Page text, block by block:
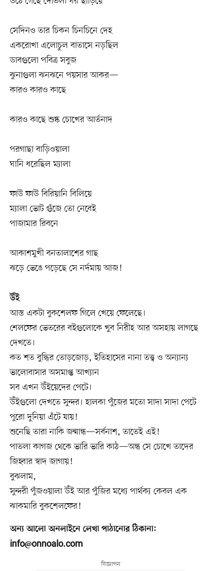
সেদিনও তার চিকন চিনচিনে দেহ
একরোখা এলোচুল বাতাসে নড়ছিল
ডাবগুলো পবিত্র সবুজ
ঝুনাগুলা ঝনঝনে পয়সার আকর—
কারও কারও কাছে
কারও কাছে শুষ্ক চোখের আর্তনাদ
পরগাছা বাড়িওয়ালা
ঘানি ধরেছিল ম্যালা
ফাউ ফাউ বিরিয়ানি বিলিয়ে
ম্যালা ভোট গুঁজে তো নেবেই
পাজামার রিবনে
আকাশমুখী বনতালাশের গাছ
ঝড়ে ভেঙে পড়েছে সে নর্দমায় আজ!
উঁই
আস্ত একটা বুকশেলফ গিলে খেয়ে ফেলেছে।
শেলফের ভেতরের বইগুলোকে খুব নিরীহ আর অসহায় লাগছে
দেখতে।
কত শত বুদ্ধির তোড়জোড়, ইতিহাসের নানা তত্ত্ব ও অন্যান্য
ভালোবাসার অসমাপ্ত আখ্যান
সব এখন উঁইয়েদের পেটে।
উঁইগুলো দেখতে সুন্দর। হালকা পুঁজের মতো সাদা সাদা পেটে
পুরো দুনিয়া এঁটে যায়!
শুনেছি তারা নাকি জন্মান্ধ—সর্বনাশ, তাতেই এই!
পাতলা কাগজ থেকে ভারি ভারি কাঠ—অন্ধ সে চোখে তাদের
জিহ্বার স্বাদ জাগায়!
বুঝলাম,
সুন্দরী পুঁজওয়ালা উঁই আর পুঁজির মধ্যে পার্থক্য কেবল এক
ঝাকমারি বুকশেলফের!
অন্য আলো অনলাইনে লেখা পাঠানোর ঠিকানা:
info@onnoalo.com